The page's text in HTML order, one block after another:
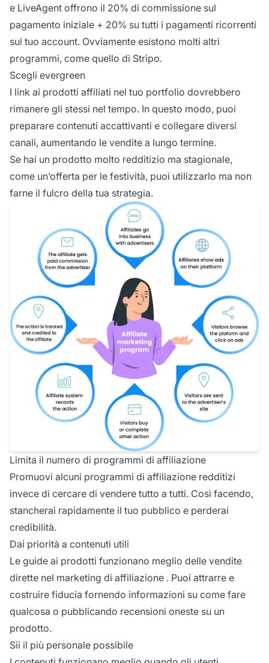
e LiveAgent offrono il 20% di commissione sul
pagamento iniziale + 20% su tutti i pagamenti ricorrenti
sul tuo account. Ovviamente esistono molti altri
programmi, come quello di Stripo.
Scegli evergreen
I link ai prodotti affiliati nel tuo portfolio dovrebbero
rimanere gli stessi nel tempo. In questo modo, puoi
preparare contenuti accattivanti e collegare diversi
canali, aumentando le vendite a lungo termine.
Se hai un prodotto molto redditizio ma stagionale,
come un’offerta per le festività, puoi utilizzarlo ma non
farne il fulcro della tua strategia.
Limita il numero di programmi di affiliazione
Promuovi alcuni programmi di affiliazione redditizi
invece di cercare di vendere tutto a tutti. Così facendo,
stancherai rapidamente il tuo pubblico e perderai
credibilità.
Dai priorità a contenuti utili
Le guide ai prodotti funzionano meglio delle vendite
dirette nel marketing di affiliazione . Puoi attrarre e
costruire fiducia fornendo informazioni su come fare
qualcosa o pubblicando recensioni oneste su un
prodotto.
Sii il più personale possibile